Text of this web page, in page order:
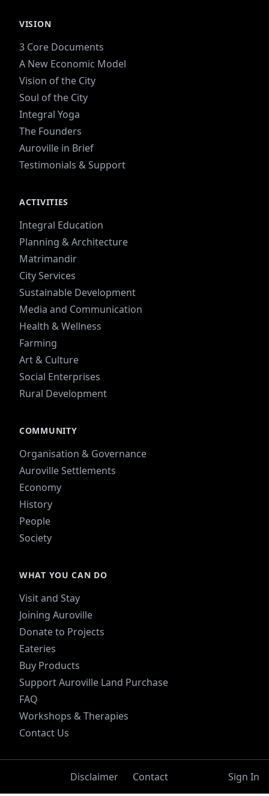
VISION
3 Core Documents
A New Economic Model
Vision of the City
Soul of the City
Integral Yoga
The Founders
Auroville in Brief
Testimonials & Support
ACTIVITIES
Integral Education
Planning & Architecture
Matrimandir
City Services
Sustainable Development
Media and Communication
Health & Wellness
Farming
Art & Culture
Social Enterprises
Rural Development
COMMUNITY
Organisation & Governance
Auroville Settlements
Economy
History
People
Society
WHAT YOU CAN DO
Visit and Stay
Joining Auroville
Donate to Projects
Eateries
Buy Products
Support Auroville Land Purchase
FAQ
Workshops & Therapies
Contact Us
Disclaimer Contact Sign In